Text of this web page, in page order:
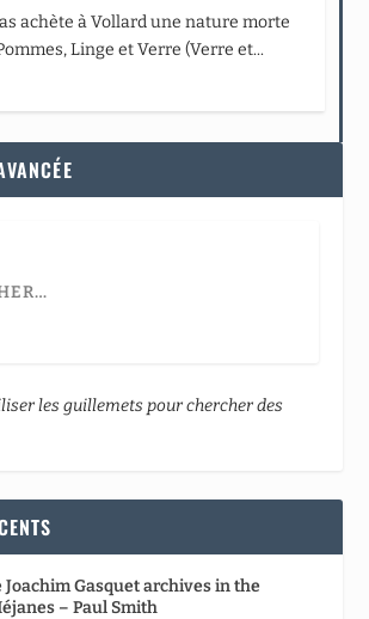
achète à Vollard une nature morte
Linge et Verre (Verre et...
les guillemets pour chercher des
Joachim Gasquet archives in the
– Paul Smith